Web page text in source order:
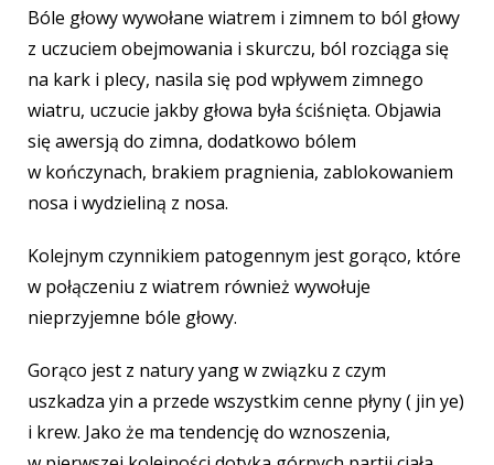
Bóle głowy wywołane wiatrem i zimnem to ból głowy
z uczuciem obejmowania i skurczu, ból rozciąga się
na kark i plecy, nasila się pod wpływem zimnego
wiatru, uczucie jakby głowa była ściśnięta. Objawia
się awersją do zimna, dodatkowo bólem
w kończynach, brakiem pragnienia, zablokowaniem
nosa i wydzieliną z nosa.
Kolejnym czynnikiem patogennym jest gorąco, które
w połączeniu z wiatrem również wywołuje
nieprzyjemne bóle głowy.
Gorąco jest z natury yang w związku z czym
uszkadza yin a przede wszystkim cenne płyny ( jin ye)
i krew. Jako że ma tendencję do wznoszenia,